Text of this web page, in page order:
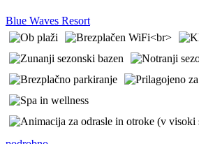
Blue Waves Resort